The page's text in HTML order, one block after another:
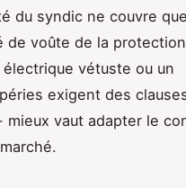
du syndic ne couvre
de voûte de la protection
vétuste ou un
exigent des
mieux vaut adapter le